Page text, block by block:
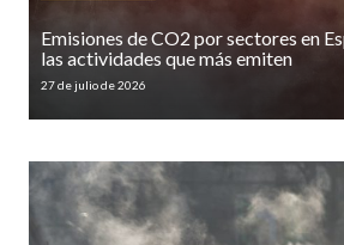
Emisiones de CO2 por sectores en
las actividades que más emiten
27 de julio de 2026